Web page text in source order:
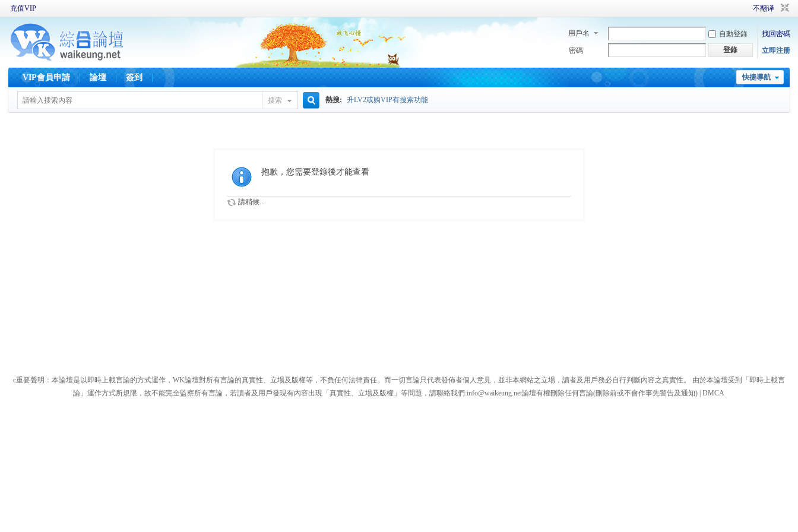
充值VIP 不翻译
用戶名 自動登錄
找回密碼
密碼
登錄 立即注册
快捷導航
VIP會員申請 論壇 簽到
搜索
索
熱搜: 升LV2或购VIP有搜索功能
抱歉，您需要登錄後才能查看
請稍候...
c重要聲明：本論壇是以即時上載言論的方式運作，WK論壇對所有言論的真實性、立場及版權等，不負任何法律責任。而一切言論只代表發佈者個人意見，並非本網站之立場，讀者及用戶務必自行判斷內容之真實性。 由於本論壇受到「即時上載言
論」運作方式所規限，故不能完全監察所有言論，若讀者及用戶發現有內容出現「真實性、立場及版權」等問題，請聯絡我們:info@waikeung.net論壇有權刪除任何言論(刪除前或不會作事先警告及通知) |DMCA